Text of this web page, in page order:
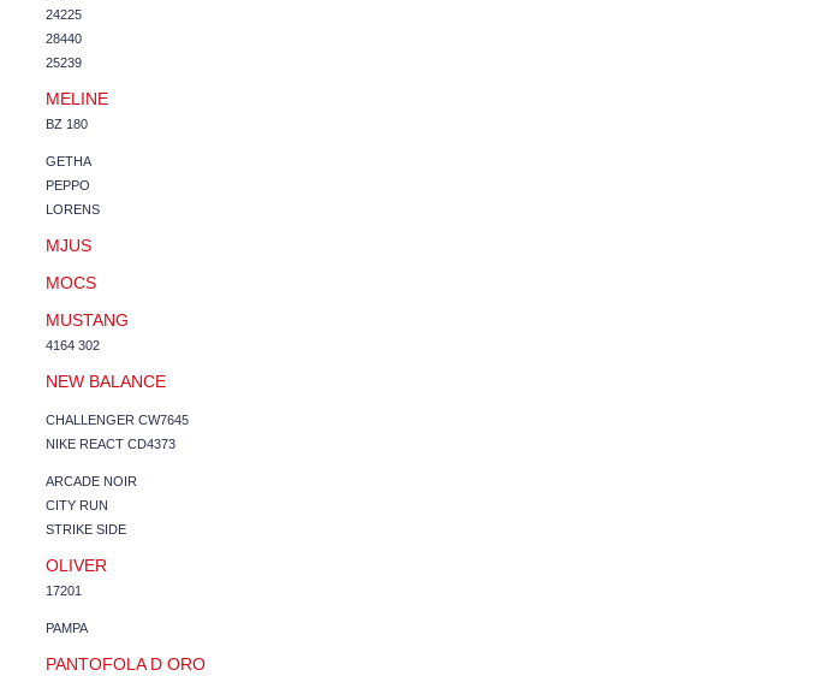
24225
28440
25239
MELINE
BZ 180
GETHA
PEPPO
LORENS
MJUS
MOCS
MUSTANG
4164 302
NEW BALANCE
CHALLENGER CW7645
NIKE REACT CD4373
ARCADE NOIR
CITY RUN
STRIKE SIDE
OLIVER
17201
PAMPA
PANTOFOLA D ORO